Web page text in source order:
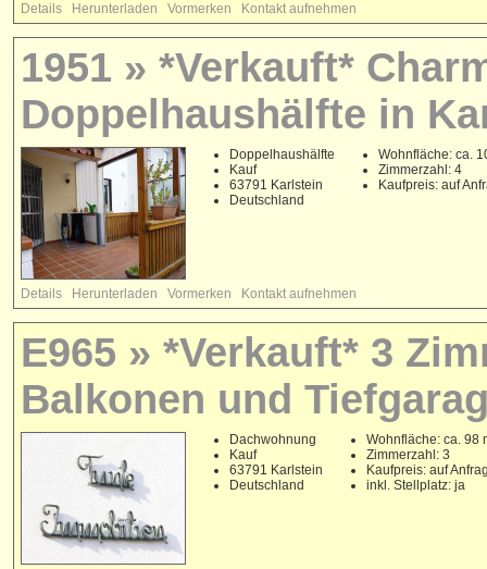
Details Herunterladen Vormerken Kontakt aufnehmen
1951 » *Verkauft*
Doppelhaushälfte in
Doppelhaushälfte
Kauf
63791 Karlstein
Deutschland
Wohnfläche: ca.
Zimmerzahl: 4
Kaufpreis: auf
Details Herunterladen Vormerken Kontakt aufnehmen
E965 » *Verkauft* 3
Balkonen und
Dachwohnung
Kauf
63791 Karlstein
Deutschland
Wohnfläche: ca. 98
Zimmerzahl: 3
Kaufpreis: auf
inkl. Stellplatz: ja